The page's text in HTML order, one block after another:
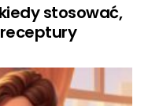
stosować,